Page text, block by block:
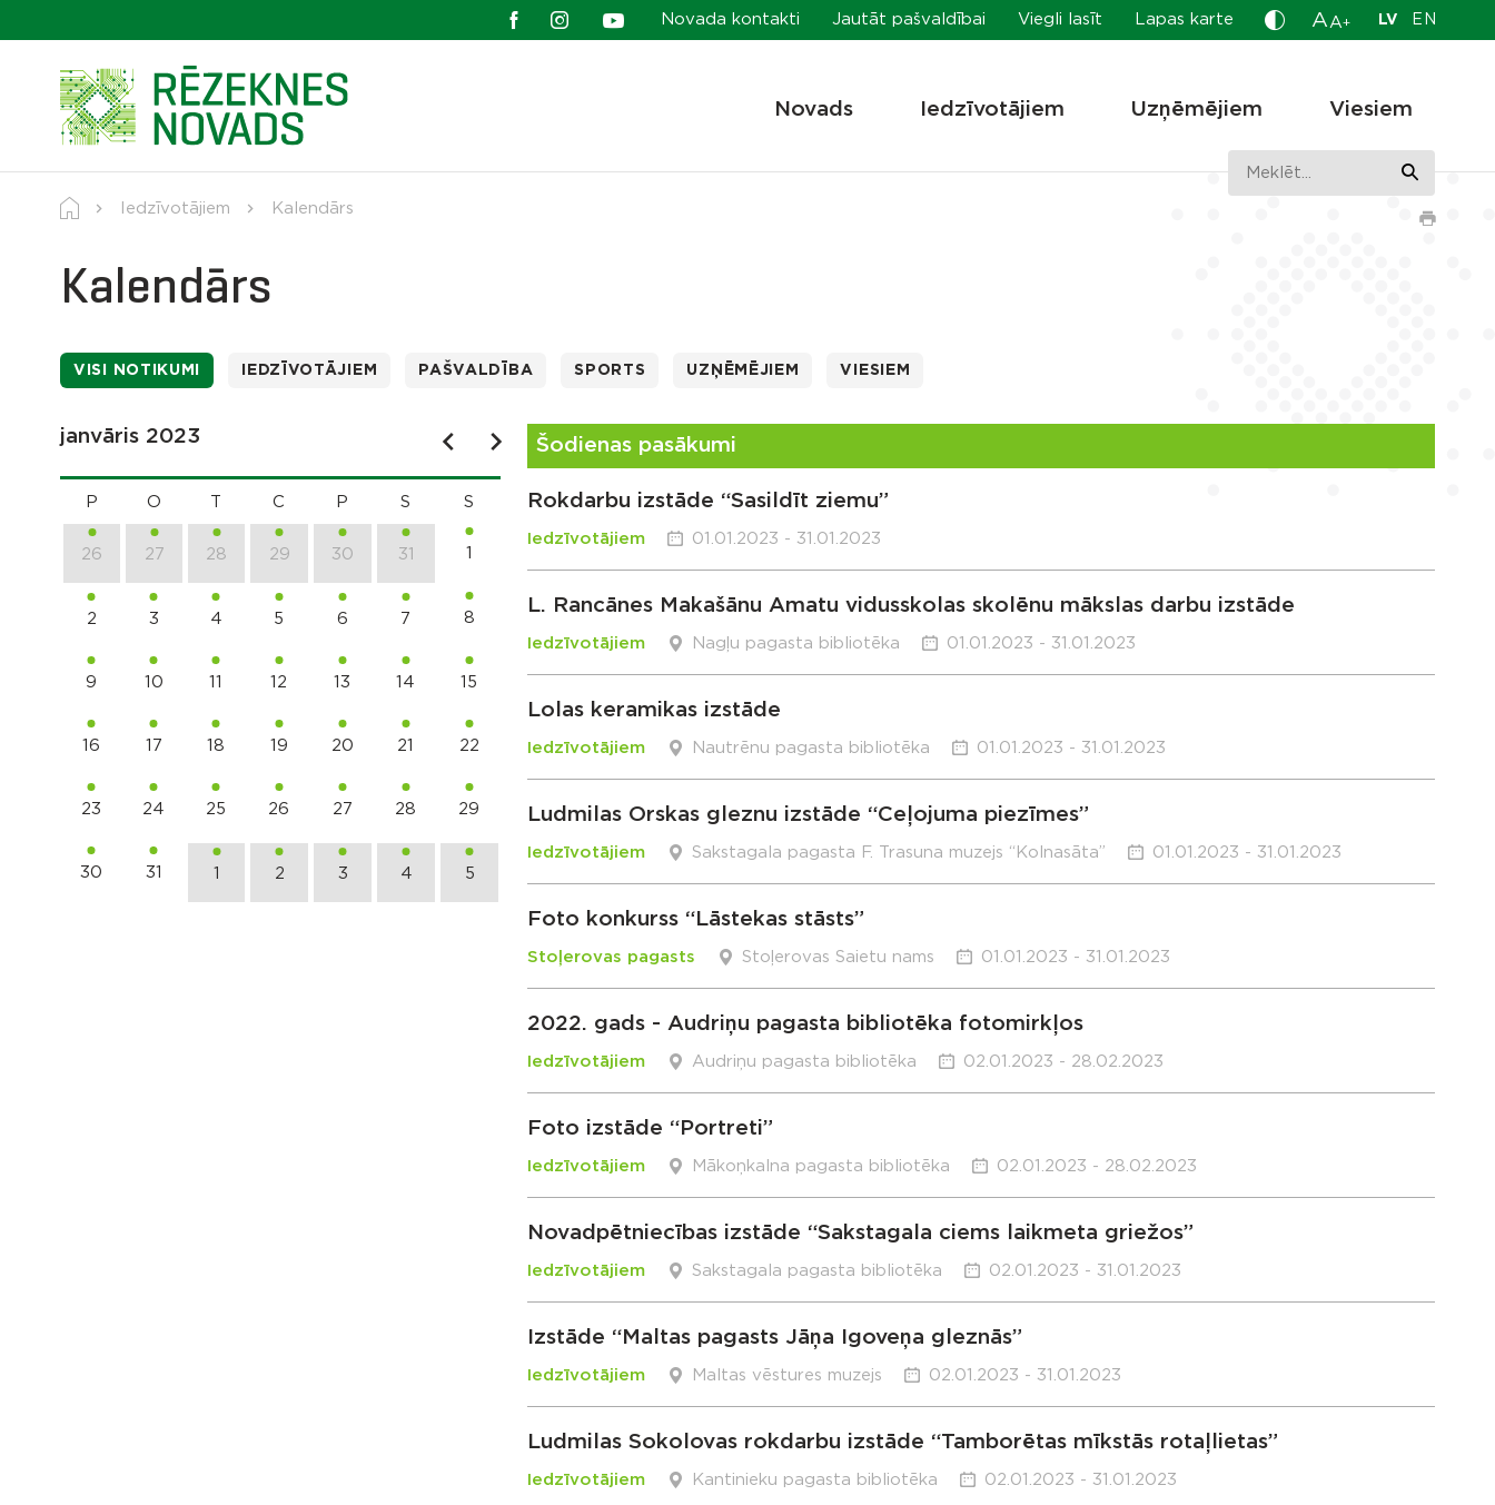
Novada kontakti Jautāt pašvaldībai Viegli lasīt Lapas karte A A+ LV EN
Novads Iedzīvotājiem Uzņēmējiem Viesiem
Iedzīvotājiem Kalendārs
Kalendārs
VISI NOTIKUMI IEDZĪVOTĀJIEM PAŠVALDĪBA SPORTS UZŅĒMĒJIEM VIESIEM
janvāris 2023
P O C P S S
26 27 28 29 30 31 1
2 3 4 5 6 7 8
9 10 11 12 13 14 15
16 17 18 19 20 21 22
23 24 25 26 27 28 29
30 31 1 2 3 4 5
Šodienas pasākumi
Rokdarbu izstāde “Sasildīt ziemu”
Iedzīvotājiem 01.01.2023 - 31.01.2023
L. Rancānes Makašānu Amatu vidusskolas skolēnu mākslas darbu izstāde
Iedzīvotājiem Nagļu pagasta bibliotēka 01.01.2023 - 31.01.2023
Lolas keramikas izstāde
Iedzīvotājiem Nautrēnu pagasta bibliotēka 01.01.2023 - 31.01.2023
Ludmilas Orskas gleznu izstāde “Ceļojuma piezīmes”
Iedzīvotājiem Sakstagala pagasta F. Trasuna muzejs “Kolnasāta” 01.01.2023 - 31.01.2023
Foto konkurss “Lāstekas stāsts”
Stoļerovas pagasts Stoļerovas Saietu nams 01.01.2023 - 31.01.2023
2022. gads - Audriņu pagasta bibliotēka fotomirkļos
Iedzīvotājiem Audriņu pagasta bibliotēka 02.01.2023 - 28.02.2023
Foto izstāde “Portreti”
Iedzīvotājiem Mākoņkalna pagasta bibliotēka 02.01.2023 - 28.02.2023
Novadpētniecības izstāde “Sakstagala ciems laikmeta griežos”
Iedzīvotājiem Sakstagala pagasta bibliotēka 02.01.2023 - 31.01.2023
Izstāde “Maltas pagasts Jāņa Igoveņa gleznās”
Iedzīvotājiem Maltas vēstures muzejs 02.01.2023 - 31.01.2023
Ludmilas Sokolovas rokdarbu izstāde “Tamborētas mīkstās rotaļlietas”
Iedzīvotājiem Kantinieku pagasta bibliotēka 02.01.2023 - 31.01.2023